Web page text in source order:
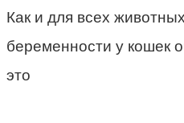
Как и для всех
беременности у кошек
это